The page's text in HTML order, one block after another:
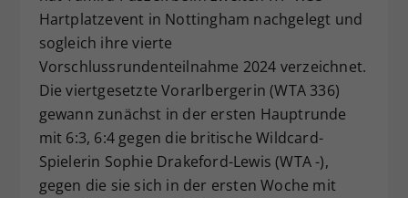
Hartplatzevent in Nottingham nachgelegt und
sogleich ihre vierte
Vorschlussrundenteilnahme 2024 verzeichnet.
Die viertgesetzte Vorarlbergerin (WTA 336)
gewann zunächst in der ersten Hauptrunde
mit 6:3, 6:4 gegen die britische Wildcard-
Spielerin Sophie Drakeford-Lewis (WTA -),
gegen die sie sich in der ersten Woche mit
Zweck
Dieser Wert speichert Ihre Consent-
Einstellungen. Unter anderem eine
zufällig generierte ID, für die
historische Speicherung Ihrer
vorgenommen Einstellungen, falls der
Webseiten-Betreiber dies eingestellt
hat.